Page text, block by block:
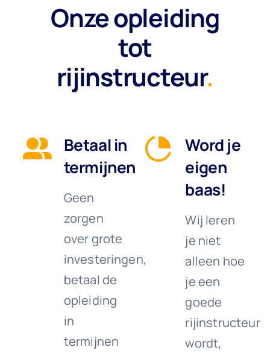
Onze opleiding
tot
rijinstructeur.
Betaal in
termijnen
Geen
zorgen
over grote
investeringen,
betaal de
opleiding
in
termijnen
Word je
eigen
baas!
Wij leren
je niet
alleen hoe
je een
goede
rijinstructeur
wordt,